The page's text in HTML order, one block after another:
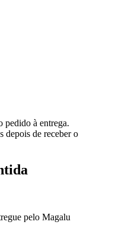
pedido à entrega.
depois de receber o
pelo Magalu